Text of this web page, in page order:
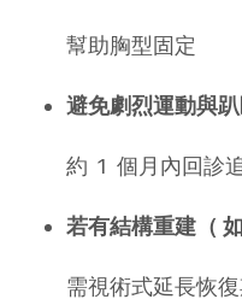
幫助胸型固定
避免劇烈運動與趴
約 1 個月內回診
若有結構重建（
需視術式延長恢